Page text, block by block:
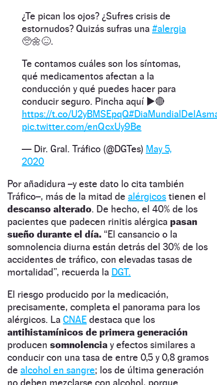
¿Te pican los ojos? ¿Sufres crisis de
estornudos? Quizás sufras una #alergia
🥺🌼😖.
Te contamos cuáles son los síntomas,
qué medicamentos afectan a la
conducción y qué puedes hacer para
conducir seguro. Pincha aquí ▶️🔴
https://t.co/U2yBMSEpqQ
pic.twitter.com/enQcxUy9Be
— Dir. Gral. Tráfico (@DGTes) May 5,
2020
Por añadidura –y este dato lo cita también
Tráfico–, más de la mitad de alérgicos tienen el
descanso alterado. De hecho, el 40% de los
pacientes que padecen rinitis alérgica pasan
sueño durante el día. “El cansancio o la
somnolencia diurna están detrás del 30% de los
accidentes de tráfico, con elevadas tasas de
mortalidad”, recuerda la DGT.
El riesgo producido por la medicación,
precisamente, completa el panorama para los
alérgicos. La CNAE destaca que los
antihistamínicos de primera generación
producen somnolencia y efectos similares a
conducir con una tasa de entre 0,5 y 0,8 gramos
de alcohol en sangre; los de última generación
no deben mezclarse con alcohol, porque